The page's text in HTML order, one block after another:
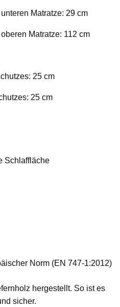
Matratze: 29 cm
Matratze: 112 cm
25 cm
25 cm
Schlaffläche
Norm (EN 747-1:2012)
hergestellt. So ist es
sicher.